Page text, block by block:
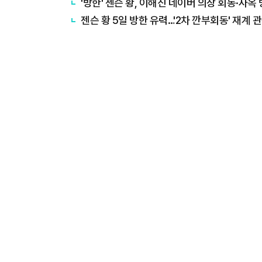
'방한' 젠슨 황, 이해진 네이버 의장 회동·사
젠슨 황 5일 방한 유력…'2차 깐부회동' 재계